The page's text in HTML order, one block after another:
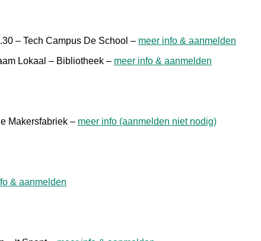
– Tech Campus De School – meer info & aanmelden
Lokaal – Bibliotheek – meer info & aanmelden
Makersfabriek – meer info (aanmelden niet nodig)
& aanmelden